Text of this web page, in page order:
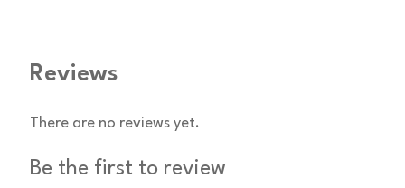
Reviews
There are no reviews yet.
Be the first to review